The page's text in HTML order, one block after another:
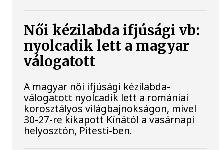
Női kézilabda ifjúsági vb:
nyolcadik lett a magyar
válogatott
A magyar női ifjúsági kézilabda-
válogatott nyolcadik lett a romániai
korosztályos világbajnokságon, mivel
30-27-re kikapott Kínától a vasárnapi
helyosztón, Pitesti-ben.